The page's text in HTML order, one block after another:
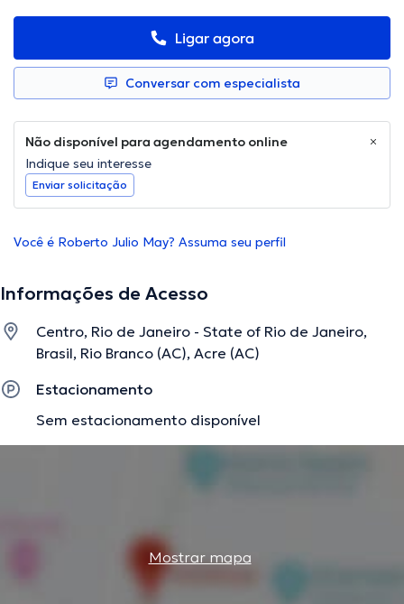
Ligar agora
Conversar com especialista
Não disponível para agendamento online
Indique seu interesse
Enviar solicitação
Você é Roberto Julio May? Assuma seu perfil
Informações de Acesso
Centro, Rio de Janeiro - State of Rio de Janeiro,
Brasil, Rio Branco (AC), Acre (AC)
Estacionamento
Sem estacionamento disponível
Mostrar mapa